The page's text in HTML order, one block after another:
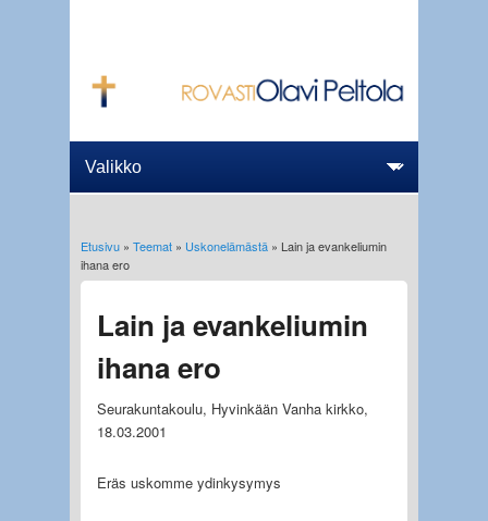
Olet täällä
Etusivu» Teemat» Uskonelämästä» Lain ja evankeliumin
ihana ero
Lain ja evankeliumin
ihana ero
Seurakuntakoulu, Hyvinkään Vanha kirkko,
18.03.2001
Eräs uskomme ydinkysymys